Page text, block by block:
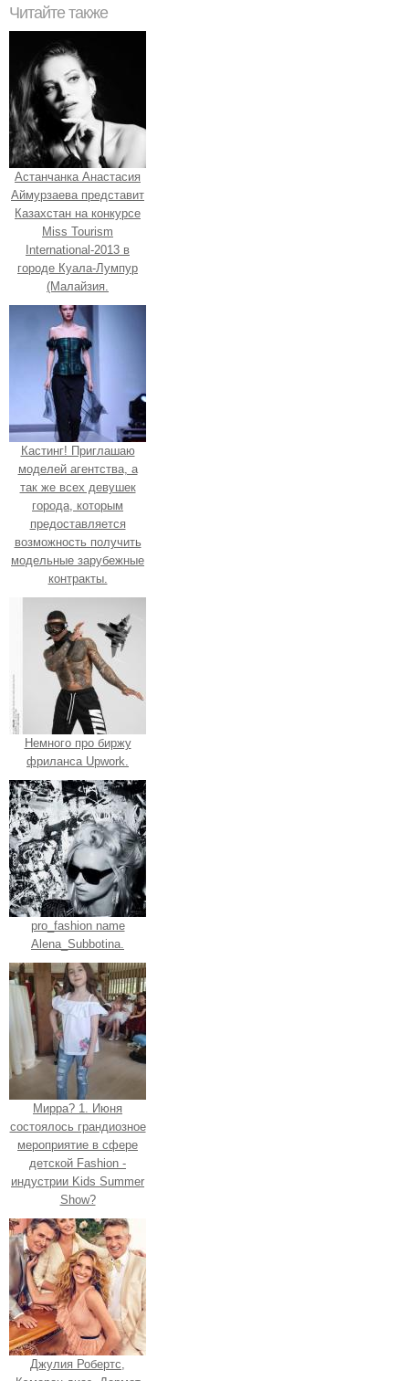
Читайте также
Астанчанка Анастасия
Аймурзаева представит
Казахстан на конкурсе
Miss Tourism
International-2013 в
городе Куала-Лумпур
(Малайзия.
Кастинг! Приглашаю
моделей агентства, а
так же всех девушек
города, которым
предоставляется
возможность получить
модельные зарубежные
контракты.
Немного про биржу
фриланса Upwork.
pro_fashion name
Alena_Subbotina.
Мирра? 1. Июня
состоялось грандиозное
мероприятие в сфере
детской Fashion -
индустрии Kids Summer
Show?
Джулия Робертс,